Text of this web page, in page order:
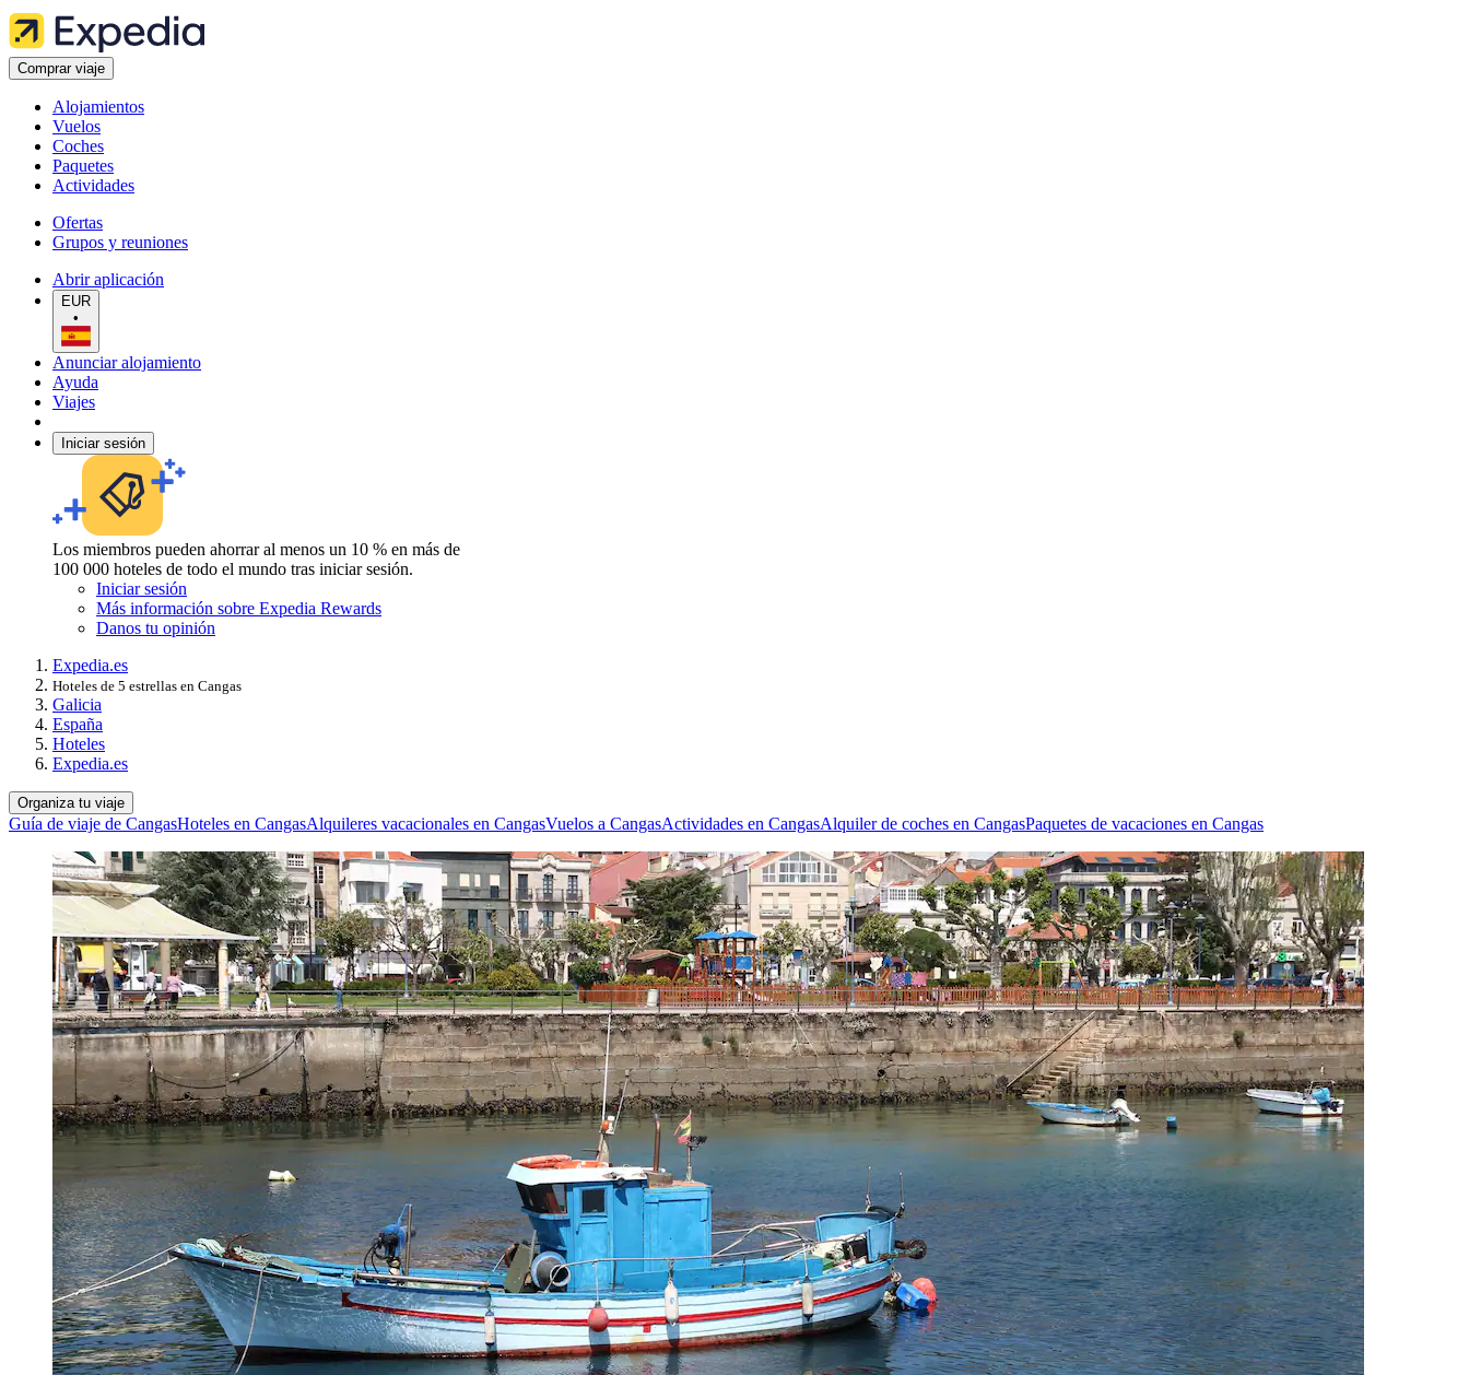
Comprar viaje
Alojamientos
Vuelos
Coches
Paquetes
Actividades
Ofertas
Grupos y reuniones
Abrir aplicación
EUR
•
Anunciar alojamiento
Ayuda
Viajes
Iniciar sesión
Los miembros pueden ahorrar al menos un 10 % en más de
100 000 hoteles de todo el mundo tras iniciar sesión.
Iniciar sesión
Más información sobre Expedia Rewards
Danos tu opinión
Expedia.es
Hoteles de 5 estrellas en Cangas
Galicia
España
Hoteles
Expedia.es
Organiza tu viaje
Guía de viaje de CangasHoteles en CangasAlquileres vacacionales en CangasVuelos a CangasActividades en CangasAlquiler de coches en CangasPaquetes de vacaciones en Cangas